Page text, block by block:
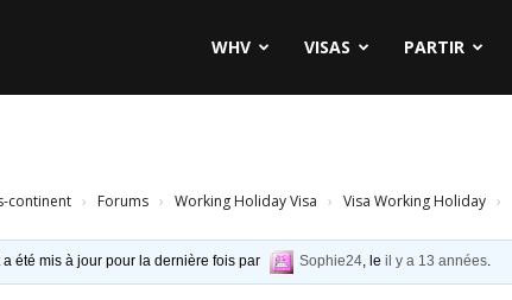
WHV VISAS PARTIR
continent › Forums › Working Holiday Visa › Visa Working Holiday ›
été mis à jour pour la dernière fois par Sophie24, leil y a 13 années.